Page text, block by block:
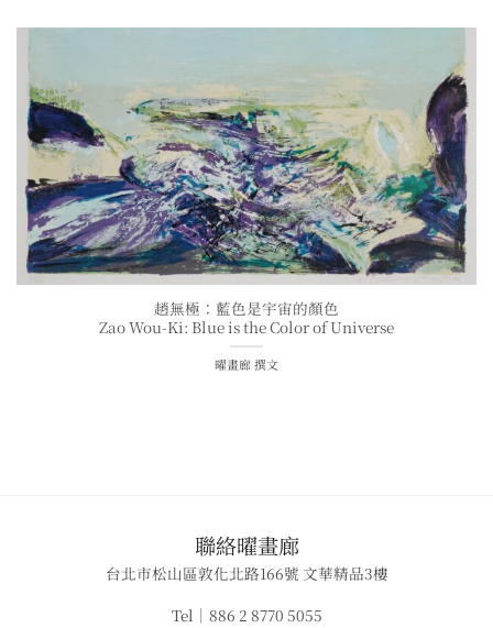
趙無極：藍色是宇宙的顏色
Zao Wou-Ki: Blue is the Color of Universe
曜畫廊 撰文
​聯絡曜畫廊
台北市松山區敦化北路166號 文華精品3樓
Tel｜886 2 8770 5055